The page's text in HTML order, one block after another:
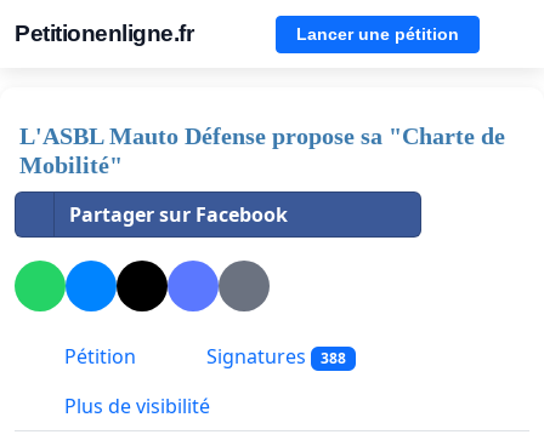
Petitionenligne.fr Lancer une pétition
L'ASBL Mauto Défense propose sa "Charte de
Mobilité"
Partager sur Facebook
Pétition Signatures 388
Plus de visibilité